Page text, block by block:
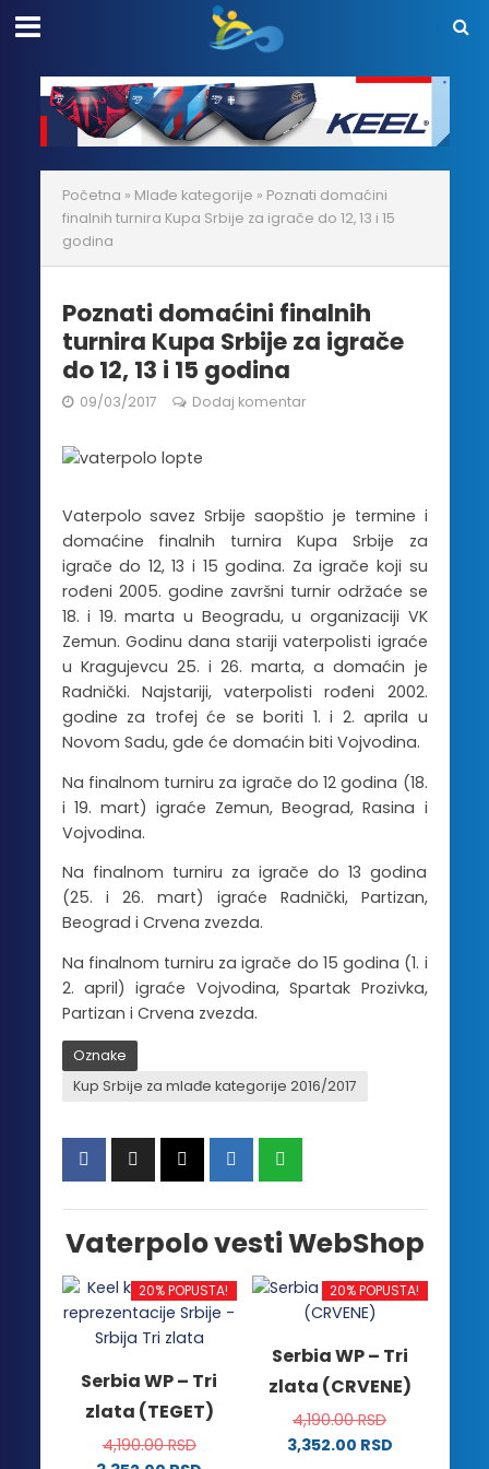
Početna » Mlađe kategorije » Poznati domaćini
finalnih turnira Kupa Srbije za igrače do 12, 13 i 15
godina
Poznati domaćini finalnih
turnira Kupa Srbije za igrače
do 12, 13 i 15 godina
09/03/2017 Dodaj komentar
Vaterpolo savez Srbije saopštio je termine i
domaćine finalnih turnira Kupa Srbije za
igrače do 12, 13 i 15 godina. Za igrače koji su
rođeni 2005. godine završni turnir održaće se
18. i 19. marta u Beogradu, u organizaciji VK
Zemun. Godinu dana stariji vaterpolisti igraće
u Kragujevcu 25. i 26. marta, a domaćin je
Radnički. Najstariji, vaterpolisti rođeni 2002.
godine za trofej će se boriti 1. i 2. aprila u
Novom Sadu, gde će domaćin biti Vojvodina.
Na finalnom turniru za igrače do 12 godina (18.
i 19. mart) igraće Zemun, Beograd, Rasina i
Vojvodina.
Na finalnom turniru za igrače do 13 godina
(25. i 26. mart) igraće Radnički, Partizan,
Beograd i Crvena zvezda.
Na finalnom turniru za igrače do 15 godina (1. i
2. april) igraće Vojvodina, Spartak Prozivka,
Partizan i Crvena zvezda.
Oznake
Kup Srbije za mlađe kategorije 2016/2017
Vaterpolo vesti WebShop
20% POPUSTA!
Serbia WP – Tri
zlata (TEGET)
4,190.00RSD
20% POPUSTA!
Serbia WP – Tri
zlata (CRVENE)
4,190.00RSD
3,352.00 RSD